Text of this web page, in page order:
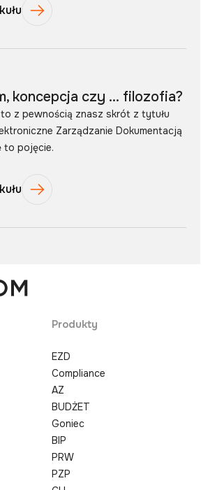
koncepcja czy … filozofia?
z pewnością znasz skrót z tytułu
Zarządzanie Dokumentacją
to pojęcie.
Produkty
EZD
Compliance
AZ
BUDŻET
Goniec
BIP
PRW
PZP